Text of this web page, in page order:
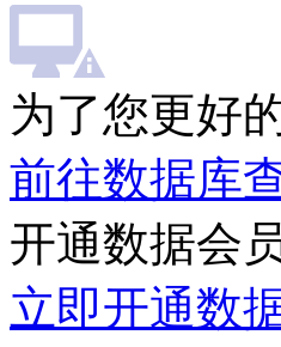
为了您更好
前往数据库
开通数据会
立即开通数